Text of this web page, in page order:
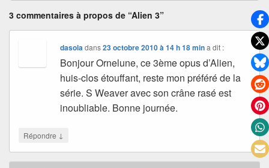
3 commentaires à propos de “Alien 3”
dasoladans23 octobre 2010 à 14 h 18 min a dit :
Bonjour Ornelune, ce 3ème opus d’Alien,
huis-clos étouffant, reste mon préféré de la
série. S Weaver avec son crâne rasé est
inoubliable. Bonne journée.
Répondre ↓